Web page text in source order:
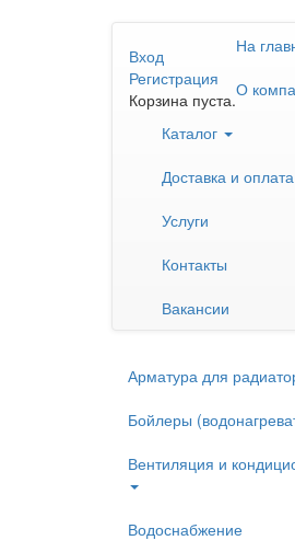
Вход
Регистрация
Корзина пуста.
На
О
Каталог
Доставка и оплата
Услуги
Контакты
Вакансии
Арматура для
Бойлеры
Вентиляция и
Водоснабжение